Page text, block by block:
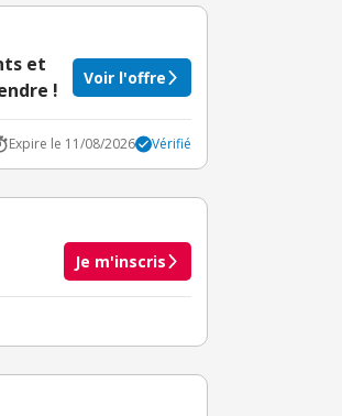
et
!
Voir l'offre
Expire le 11/08/2026 Vérifié
Je m'inscris
de l'alerte